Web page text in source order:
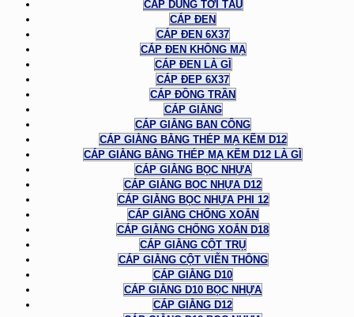
CÁP DÙNG TỜI TÀU
CÁP ĐEN
CÁP ĐEN 6X37
CÁP ĐEN KHÔNG MẠ
CÁP ĐEN LÀ GÌ
CÁP ĐEP 6X37
CÁP ĐỒNG TRẦN
CÁP GIẰNG
CÁP GIẰNG BAN CÔNG
CÁP GIẰNG BẰNG THÉP MẠ KẼM D12
CÁP GIẰNG BẰNG THÉP MẠ KẼM D12 LÀ GÌ
CÁP GIẰNG BỌC NHỰA
CÁP GIẰNG BỌC NHỰA D12
CÁP GIẰNG BỌC NHỰA PHI 12
CÁP GIẰNG CHỐNG XOẮN
CÁP GIẰNG CHỐNG XOẮN D18
CÁP GIẰNG CỘT TRỤ
CÁP GIẰNG CỘT VIỄN THÔNG
CÁP GIẰNG D10
CÁP GIẰNG D10 BỌC NHỰA
CÁP GIẰNG D12